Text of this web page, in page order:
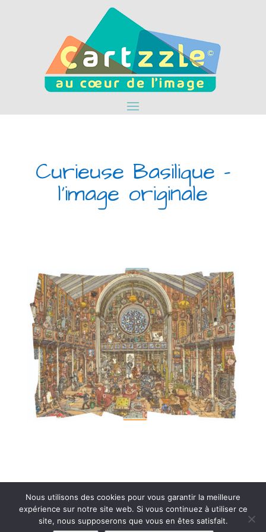
Curieuse Basilique –
l’image originale
© 2019-2026 Jeux Opla - Editeur et Distributeur-
N°SIRET 80363667900026 - Contact-CGV 2026-
Nous utilisons des cookies pour vous garantir la meilleure
expérience sur notre site web. Si vous continuez à utiliser ce
site, nous supposerons que vous en êtes satisfait.